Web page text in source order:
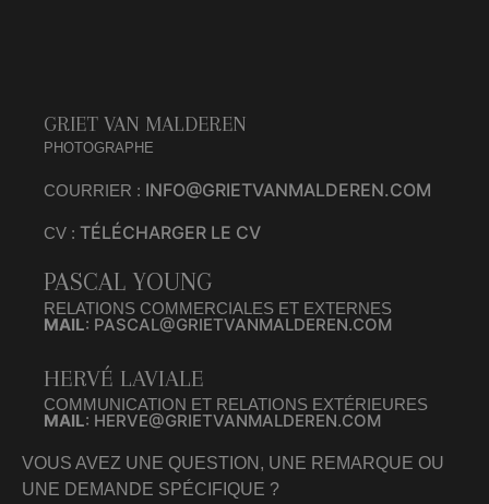
GRIET VAN MALDEREN
PHOTOGRAPHE
COURRIER : INFO@GRIETVANMALDEREN.COM
CV : TÉLÉCHARGER LE CV
PASCAL YOUNG
RELATIONS COMMERCIALES ET EXTERNES
MAIL: PASCAL@GRIETVANMALDEREN.COM
HERVÉ LAVIALE
COMMUNICATION ET RELATIONS EXTÉRIEURES
MAIL: HERVE@GRIETVANMALDEREN.COM
VOUS AVEZ UNE QUESTION, UNE REMARQUE OU
UNE DEMANDE SPÉCIFIQUE ?